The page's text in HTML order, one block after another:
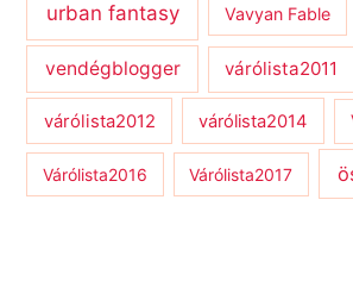
urban fantasy Vavyan Fable
vendégblogger várólista2011
várólista2012 várólista2014
Várólista2016 Várólista2017